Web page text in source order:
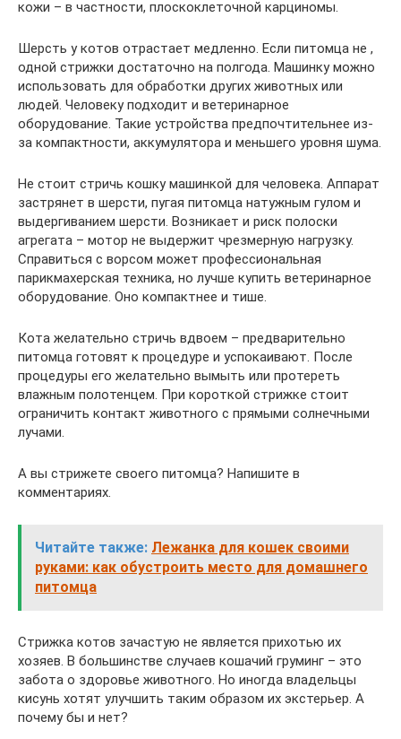
кожи – в частности, плоскоклеточной карциномы.
Шерсть у котов отрастает медленно. Если питомца не ,
одной стрижки достаточно на полгода. Машинку можно
использовать для обработки других животных или
людей. Человеку подходит и ветеринарное
оборудование. Такие устройства предпочтительнее из-
за компактности, аккумулятора и меньшего уровня шума.
Не стоит стричь кошку машинкой для человека. Аппарат
застрянет в шерсти, пугая питомца натужным гулом и
выдергиванием шерсти. Возникает и риск полоски
агрегата – мотор не выдержит чрезмерную нагрузку.
Справиться с ворсом может профессиональная
парикмахерская техника, но лучше купить ветеринарное
оборудование. Оно компактнее и тише.
Кота желательно стричь вдвоем – предварительно
питомца готовят к процедуре и успокаивают. После
процедуры его желательно вымыть или протереть
влажным полотенцем. При короткой стрижке стоит
ограничить контакт животного с прямыми солнечными
лучами.
А вы стрижете своего питомца? Напишите в
комментариях.
Читайте также: Лежанка для кошек своими
руками: как обустроить место для домашнего
питомца
Стрижка котов зачастую не является прихотью их
хозяев. В большинстве случаев кошачий груминг – это
забота о здоровье животного. Но иногда владельцы
кисунь хотят улучшить таким образом их экстерьер. А
почему бы и нет?